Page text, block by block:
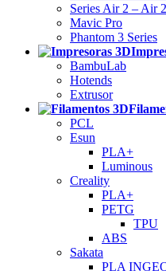
Series Air 2 – Air
Mavic Pro
Phantom 3 Series
BambuLab
Hotends
Extrusor
PCL
Esun
PLA+
Luminous
Creality
PLA+
PETG
TPU
ABS
Sakata
PLA